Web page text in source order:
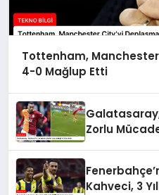
Tottenham,
4-0 Mağlup Etti
Galatasaray,
Zorlu
Kahveci, 3